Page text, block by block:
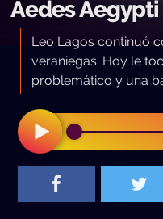
Aedes Aegypti
Leo Lagos continuó
veraniegas. Hoy le
problemático y una